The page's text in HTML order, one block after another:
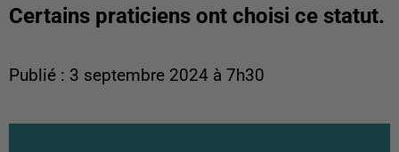
Certains praticiens ont choisi ce statut.
Publié : 3 septembre 2024 à 7h30